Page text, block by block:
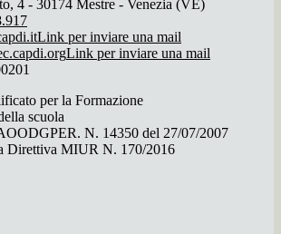
4 - 30174 Mestre - Venezia (VE)
Link per inviare una mail
Link per inviare una mail
per la Formazione
scuola
N. 14350 del 27/07/2007
Direttiva MIUR N. 170/2016